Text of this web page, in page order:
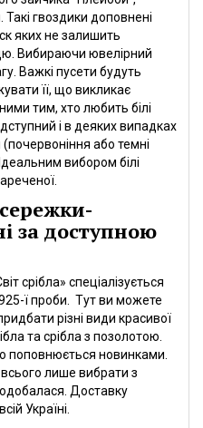
гвоздики доповнені
яких не залишить
Вибираючи ювелірний
Важкі пусети будуть
її, що викликає
тим, хто любить білі
і в деяких випадках
або темні
вибором білі
за доступною
срібла» спеціалізується
ї проби. Тут ви можете
різні види красивої
та срібла з позолотою.
поповнюється новинками.
лише вибрати з
Доставку
Україні.